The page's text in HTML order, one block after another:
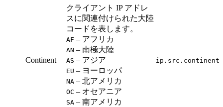
Continent
クライアント IP アドレ
スに関連付けられた大陸
コードを表します。
AF – アフリカ
AN – 南極大陸
AS – アジア
EU – ヨーロッパ
NA – 北アメリカ
OC – オセアニア
SA – 南アメリカ
ip.src.continent